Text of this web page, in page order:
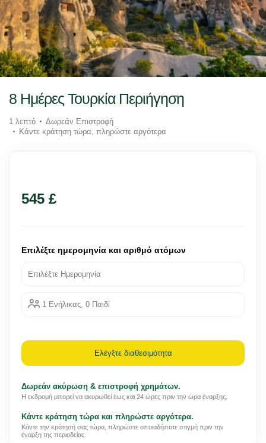
8 Ημέρες Τουρκία Περιήγηση
1 λεπτό
Δωρεάν Επιστροφή
Κάντε κράτηση τώρα, πληρώστε αργότερα
545 £
Επιλέξτε ημερομηνία και αριθμό ατόμων
Επιλέξτε Ημερομηνία
1 Ενήλικας, 0 Παιδί
Ελέγξτε διαθεσιμότητα
Δωρεάν ακύρωση & επιστροφή χρημάτων.
Η εκδρομή μπορεί να ακυρωθεί έως και 24 ώρες πριν την ώρα έναρξης.
Κάντε κράτηση τώρα και πληρώστε αργότερα.
Κάντε την κράτησή σας τώρα, πληρώστε οποιαδήποτε στιγμή πριν την
έναρξη της περιοδείας.